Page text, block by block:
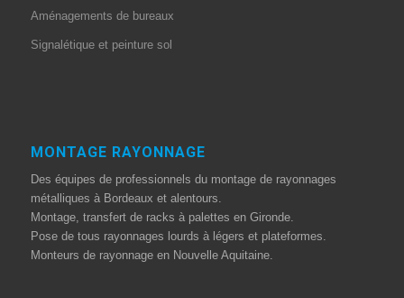
Aménagements de bureaux
Signalétique et peinture sol
MONTAGE RAYONNAGE
Des équipes de professionnels du montage de rayonnages
métalliques à Bordeaux et alentours.
Montage, transfert de racks à palettes en Gironde.
Pose de tous rayonnages lourds à légers et plateformes.
Monteurs de rayonnage en Nouvelle Aquitaine.